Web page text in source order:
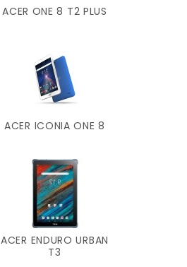
ACER ONE 8 T2 PLUS
ACER ICONIA ONE 8
ACER ENDURO URBAN
T3